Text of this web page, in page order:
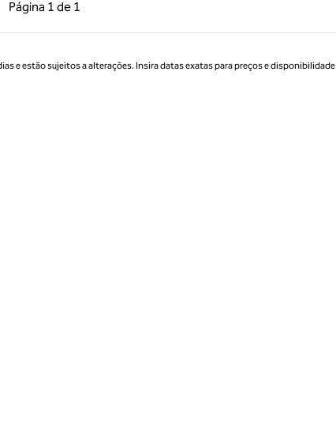
Página 1 de 1
Página 1 de 1
e estão sujeitos a alterações. Insira datas exatas para preços e disponibilidade